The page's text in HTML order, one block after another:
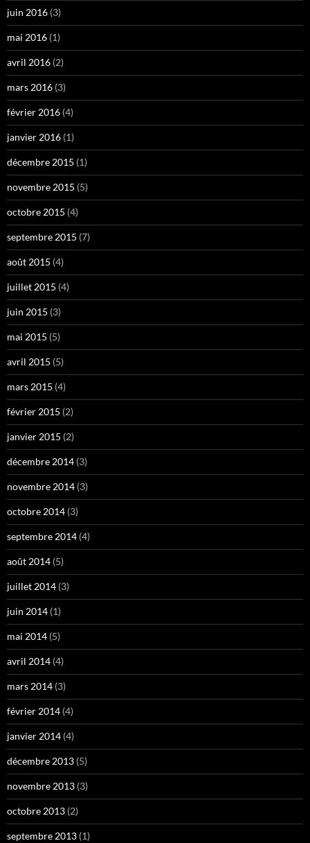
juin 2016 (3)
mai 2016 (1)
avril 2016 (2)
mars 2016 (3)
février 2016 (4)
janvier 2016 (1)
décembre 2015 (1)
novembre 2015 (5)
octobre 2015 (4)
septembre 2015 (7)
août 2015 (4)
juillet 2015 (4)
juin 2015 (3)
mai 2015 (5)
avril 2015 (5)
mars 2015 (4)
février 2015 (2)
janvier 2015 (2)
décembre 2014 (3)
novembre 2014 (3)
octobre 2014 (3)
septembre 2014 (4)
août 2014 (5)
juillet 2014 (3)
juin 2014 (1)
mai 2014 (5)
avril 2014 (4)
mars 2014 (3)
février 2014 (4)
janvier 2014 (4)
décembre 2013 (5)
novembre 2013 (3)
octobre 2013 (2)
septembre 2013 (1)